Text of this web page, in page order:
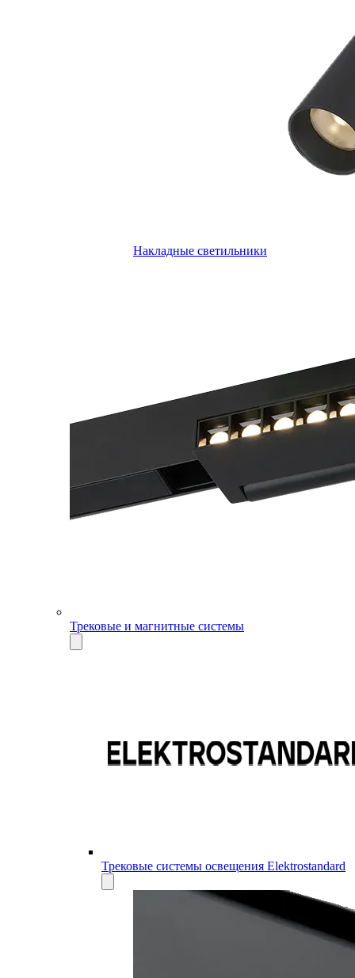
Накладные светильники
Трековые и магнитные системы
Трековые системы освещения Elektrostandard